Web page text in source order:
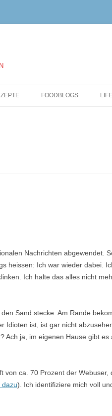
FOODBLOGS
Nachrichten abgewendet.
heissen: Ich war wieder dabei.
Ich halte das alles nicht
Sand stecke. Am Rande
Idioten ist, ist gar nicht
Ach ja, im eigenen Hause gibt es
von ca. 70 Prozent der Webuser,
dazu). Ich identifiziere mich voll